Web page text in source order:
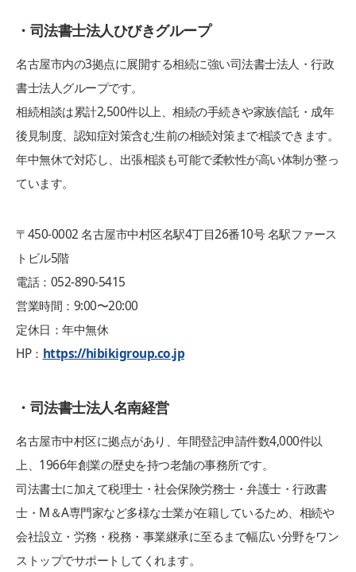
・司法書士法人ひびきグループ
名古屋市内の3拠点に展開する相続に強い司法書士法人・行政
書士法人グループです。
相続相談は累計2,500件以上、相続の手続きや家族信託・成年
後見制度、認知症対策含む生前の相続対策まで相談できます。
年中無休で対応し、出張相談も可能で柔軟性が高い体制が整っ
ています。
〒450-0002 名古屋市中村区名駅4丁目26番10号 名駅ファース
トビル5階
電話：052-890-5415
営業時間：9:00〜20:00
定休日：年中無休
HP： https://hibikigroup.co.jp
・司法書士法人名南経営
名古屋市中村区に拠点があり、年間登記申請件数4,000件以
上、1966年創業の歴史を持つ老舗の事務所です。
司法書士に加えて税理士・社会保険労務士・弁護士・行政書
士・M＆A専門家など多様な士業が在籍しているため、相続や
会社設立・労務・税務・事業継承に至るまで幅広い分野をワン
ストップでサポートしてくれます。